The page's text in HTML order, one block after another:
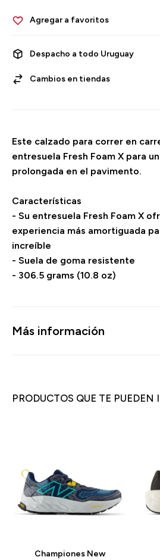
Despacho a todo Uruguay
Cambios en tiendas
Este calzado para correr en
entresuela Fresh Foam X para
prolongada en el pavimento.
Características
- Su entresuela Fresh Foam X
experiencia más amortiguada
increíble
- Suela de goma resistente
- 306.5 grams (10.8 oz)
Más información
PRODUCTOS QUE TE PUEDEN
Championes New